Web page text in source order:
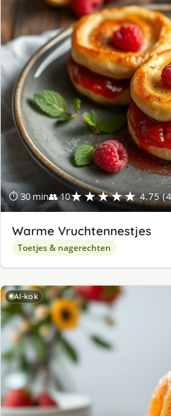
⏱ 30 min👥 10★★★★★ 4.75
Warme Vruchtennestjes
Toetjes & nagerechten
AI-kok